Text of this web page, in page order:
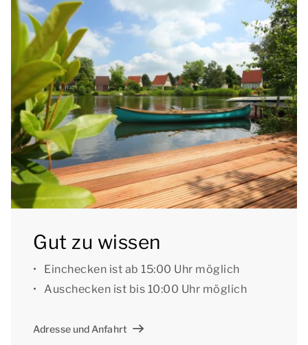
Draußen gibt es einen Garten mit einer möblierten
Terrasse und einem Sonnenschirm.
Sie können das kostenlose WLAN nutzen, und an der
Unterkunft befindet sich ein Parkplatz für maximal
ein Auto. Außerdem befinden sich im Park zentrale
Parkplätze.
[i]Die Unterkünfte können anders eingeteilt und
eingerichtet sein. Grundrisse und Abbildungen
Gut zu wissen
Einchecken ist ab 15:00 Uhr möglich
Auschecken ist bis 10:00 Uhr möglich
Adresse und Anfahrt